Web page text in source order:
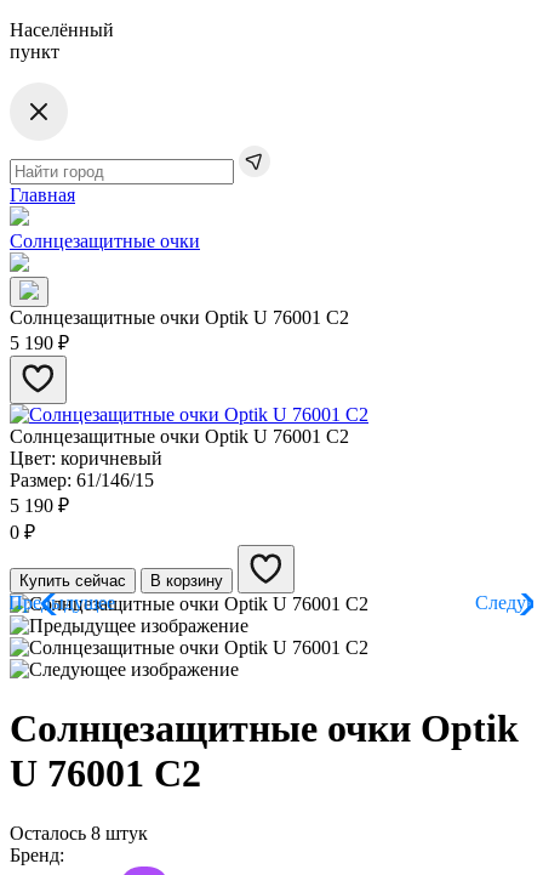
Населённый
пункт
Главная
Солнцезащитные очки
Солнцезащитные очки Optik U 76001​ C2
5 190 ₽
Солнцезащитные очки Optik U 76001​ C2
Цвет: коричневый
Размер: 61/146/15
5 190 ₽
0 ₽
Купить сейчас В корзину
Солнцезащитные очки Optik
U 76001​ C2
Осталось 8 штук
Бренд: